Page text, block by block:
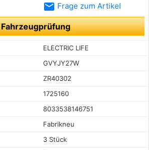
email Frage zum Artikel
Fahrzeugprüfung
ELECTRIC LIFE
GVYJY27W
ZR40302
1725160
8033538146751
Fabrikneu
3 Stück